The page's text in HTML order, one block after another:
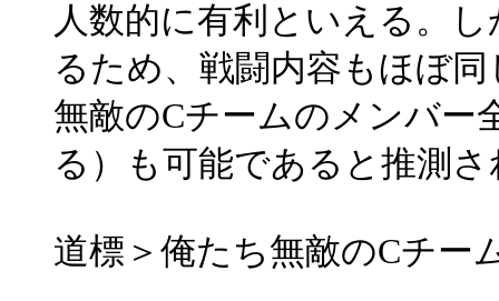
人数的に有利といえる。
るため、戦闘内容もほぼ
無敵のCチームのメンバー
る）も可能であると推測
道標＞俺たち無敵のCチー